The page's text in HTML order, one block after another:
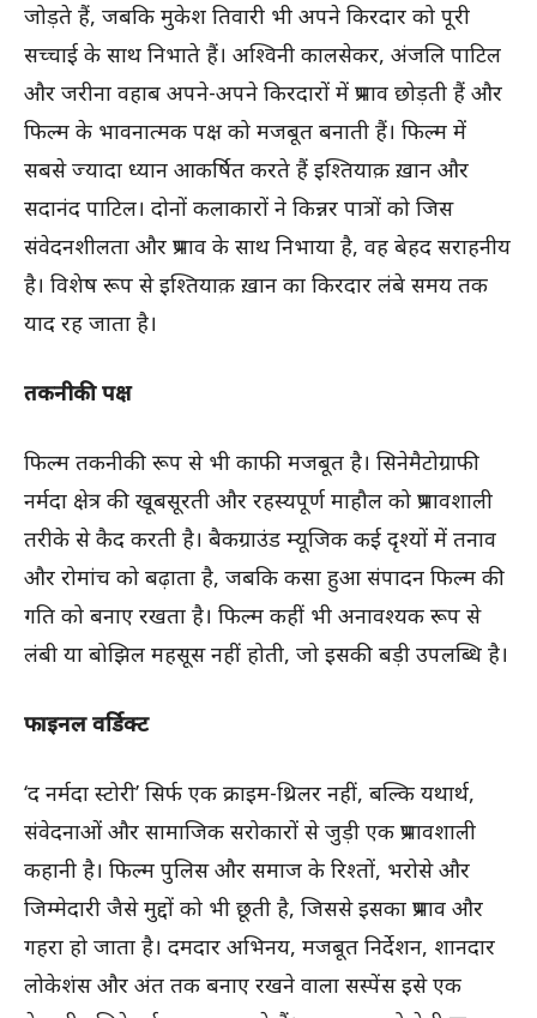
जोड़ते हैं, जबकि मुकेश तिवारी भी अपने किरदार को पूरी
सच्चाई के साथ निभाते हैं। अश्विनी कालसेकर, अंजलि पाटिल
और जरीना वहाब अपने-अपने किरदारों में प्रभाव छोड़ती हैं और
फिल्म के भावनात्मक पक्ष को मजबूत बनाती हैं। फिल्म में
सबसे ज्यादा ध्यान आकर्षित करते हैं इश्तियाक़ ख़ान और
सदानंद पाटिल। दोनों कलाकारों ने किन्नर पात्रों को जिस
संवेदनशीलता और प्रभाव के साथ निभाया है, वह बेहद सराहनीय
है। विशेष रूप से इश्तियाक़ ख़ान का किरदार लंबे समय तक
याद रह जाता है।
तकनीकी पक्ष
फिल्म तकनीकी रूप से भी काफी मजबूत है। सिनेमैटोग्राफी
नर्मदा क्षेत्र की खूबसूरती और रहस्यपूर्ण माहौल को प्रभावशाली
तरीके से कैद करती है। बैकग्राउंड म्यूजिक कई दृश्यों में तनाव
और रोमांच को बढ़ाता है, जबकि कसा हुआ संपादन फिल्म की
गति को बनाए रखता है। फिल्म कहीं भी अनावश्यक रूप से
लंबी या बोझिल महसूस नहीं होती, जो इसकी बड़ी उपलब्धि है।
फाइनल वर्डिक्ट
‘द नर्मदा स्टोरी’ सिर्फ एक क्राइम-थ्रिलर नहीं, बल्कि यथार्थ,
संवेदनाओं और सामाजिक सरोकारों से जुड़ी एक प्रभावशाली
कहानी है। फिल्म पुलिस और समाज के रिश्तों, भरोसे और
जिम्मेदारी जैसे मुद्दों को भी छूती है, जिससे इसका प्रभाव और
गहरा हो जाता है। दमदार अभिनय, मजबूत निर्देशन, शानदार
लोकेशंस और अंत तक बनाए रखने वाला सस्पेंस इसे एक